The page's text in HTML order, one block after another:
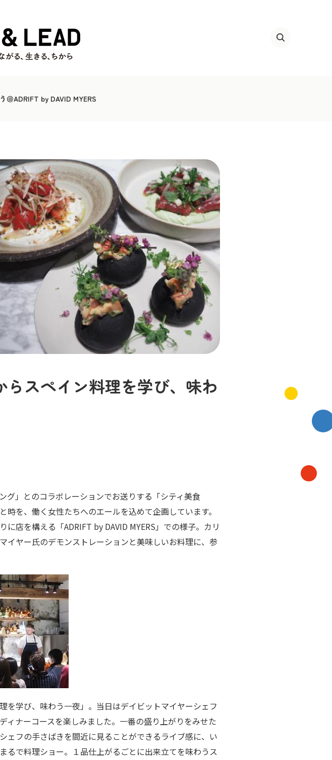
＠ADRIFT by DAVID MYERS
らスペイン料理を学び、味わ
グ」とのコラボレーションでお送りする「シティ美食
を、働く女性たちへのエールを込めて企画しています。
店を構える「ADRIFT by DAVID MYERS」での様子。カリ
イヤー氏のデモンストレーションと美味しいお料理に、参
を学び、味わう一夜」。当日はデイビットマイヤーシェフ
ィナーコースを楽しみました。一番の盛り上がりをみせた
ェフの手さばきを間近に見ることができるライブ感に、い
るで料理ショー。１品仕上がるごとに出来立てを味わうス